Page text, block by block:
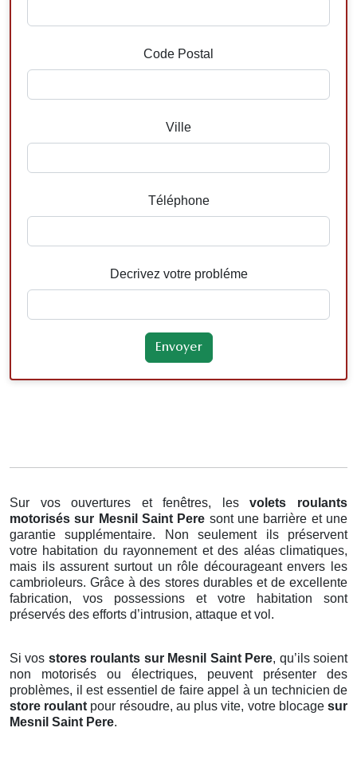
Code Postal
Ville
Téléphone
Decrivez votre probléme
Sur vos ouvertures et fenêtres, lesvolets roulants
motorisés sur Mesnil Saint Pere sont une barrière et une
garantie supplémentaire. Non seulement ils préservent
votre habitation du rayonnement et des aléas climatiques,
mais ils assurent surtout un rôle décourageant envers les
cambrioleurs. Grâce à des stores durables et de excellente
fabrication, vos possessions et votre habitation sont
préservés des efforts d’intrusion, attaque et vol.
Si vos stores roulants sur Mesnil Saint Pere, qu’ils soient
non motorisés ou électriques, peuvent présenter des
problèmes, il est essentiel de faire appel à un technicien de
store roulantpour résoudre, au plus vite, votre blocagesur
Mesnil Saint Pere.